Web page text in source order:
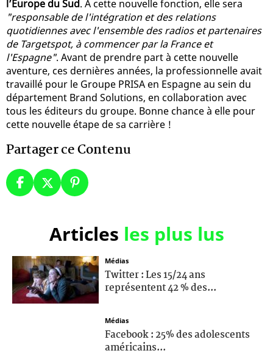
l’Europe du Sud. À cette nouvelle fonction, elle sera
"responsable de l'intégration et des relations
quotidiennes avec l'ensemble des radios et partenaires
de Targetspot, à commencer par la France et
l'Espagne". Avant de prendre part à cette nouvelle
aventure, ces dernières années, la professionnelle avait
travaillé pour le Groupe PRISA en Espagne au sein du
département Brand Solutions, en collaboration avec
tous les éditeurs du groupe. Bonne chance à elle pour
cette nouvelle étape de sa carrière !
Partager ce Contenu
Articles les plus lus
Médias
Twitter : Les 15/24 ans
représentent 42 % des...
Médias
Facebook : 25% des adolescents
américains...